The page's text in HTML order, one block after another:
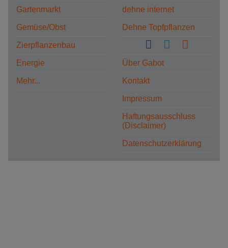
Gartenmarkt
Gemüse/Obst
Zierpflanzenbau
Energie
Mehr...
dehne internet
Dehne Topfpflanzen
Über Gabot
Kontakt
Impressum
Haftungsausschluss
(Disclaimer)
Datenschutzerklärung